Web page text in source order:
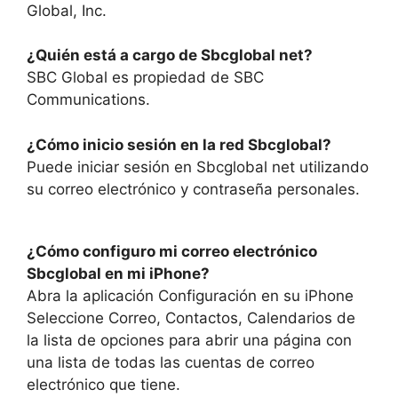
Global, Inc.
¿Quién está a cargo de Sbcglobal net?
SBC Global es propiedad de SBC
Communications.
¿Cómo inicio sesión en la red Sbcglobal?
Puede iniciar sesión en Sbcglobal net utilizando
su correo electrónico y contraseña personales.
¿Cómo configuro mi correo electrónico
Sbcglobal en mi iPhone?
Abra la aplicación Configuración en su iPhone
Seleccione Correo, Contactos, Calendarios de
la lista de opciones para abrir una página con
una lista de todas las cuentas de correo
electrónico que tiene.